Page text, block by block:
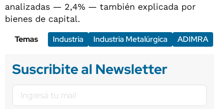
analizadas — 2,4% — también explicada por
bienes de capital.
Temas
Industria Industria Metalúrgica ADIMRA
Suscribite al Newsletter